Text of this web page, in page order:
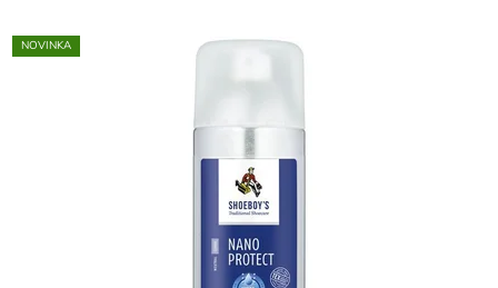
NOVINKA